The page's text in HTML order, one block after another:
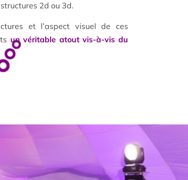
2d ou 3d.
et l’aspect visuel de ces
un véritable atout vis-à-vis du